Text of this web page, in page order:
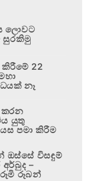
ලොවට
සුරකිමු
22
නෑ
කරන
යුතු
පමා කිරීම
ඔස්සේ විසඳුම්
–
රූබන්